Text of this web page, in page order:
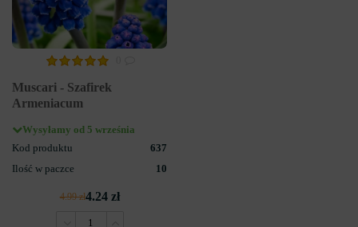
Muscari - Szafirek
Armeniacum
Wysyłamy od 5 września
Kod produktu
637
Ilość w paczce
10
4.99 zł4.24 zł